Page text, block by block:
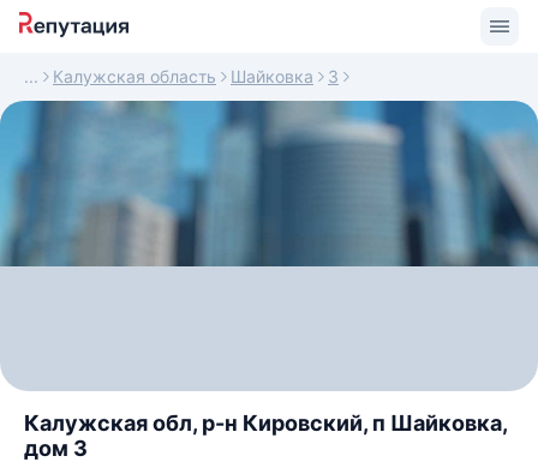
Калужская область Шайковка 3
Калужская обл, р-н Кировский, п Шайковка,
дом 3